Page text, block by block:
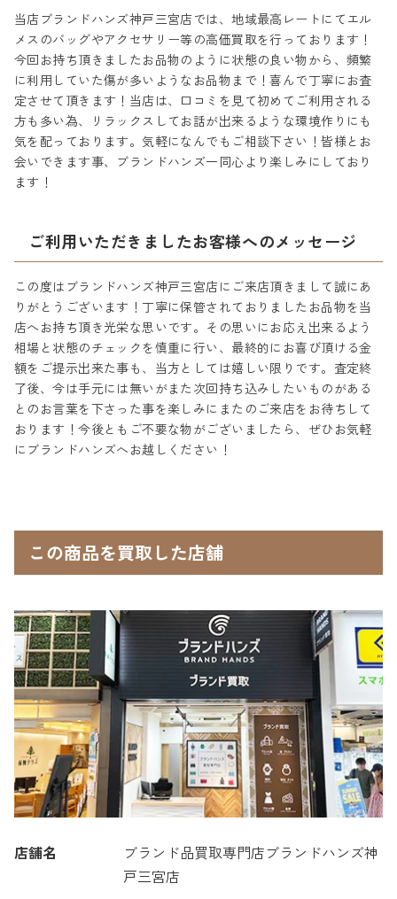
当店ブランドハンズ神戸三宮店では、地域最高レートにてエル
メスのバッグやアクセサリー等の高価買取を行っております！
今回お持ち頂きましたお品物のように状態の良い物から、頻繁
に利用していた傷が多いようなお品物まで！喜んで丁寧にお査
定させて頂きます！当店は、口コミを見て初めてご利用される
方も多い為、リラックスしてお話が出来るような環境作りにも
気を配っております。気軽になんでもご相談下さい！皆様とお
会いできます事、ブランドハンズ一同心より楽しみにしており
ます！
ご利用いただきましたお客様へのメッセージ
この度はブランドハンズ神戸三宮店にご来店頂きまして誠にあ
りがとうございます！丁寧に保管されておりましたお品物を当
店へお持ち頂き光栄な思いです。その思いにお応え出来るよう
相場と状態のチェックを慎重に行い、最終的にお喜び頂ける金
額をご提示出来た事も、当方としては嬉しい限りです。査定終
了後、今は手元には無いがまた次回持ち込みしたいものがある
とのお言葉を下さった事を楽しみにまたのご来店をお待ちして
おります！今後ともご不要な物がございましたら、ぜひお気軽
にブランドハンズへお越しください！
この商品を買取した店舗
店舗名
ブランド品買取専門店ブランドハンズ神
戸三宮店